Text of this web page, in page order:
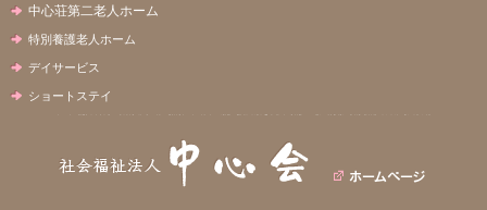
中心荘第二老人ホーム
特別養護老人ホーム
デイサービス
ショートステイ